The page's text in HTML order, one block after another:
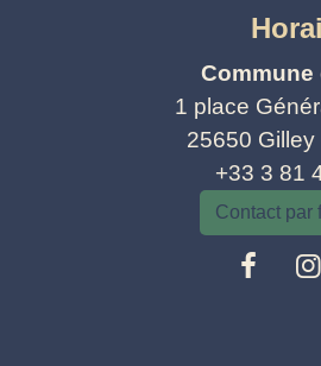
Commune
1 place
25650 Gilley
+33 3 81
Contact par